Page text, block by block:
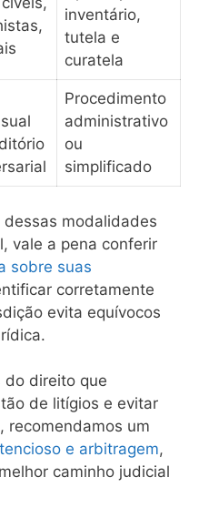
inventário,
tutela e
curatela
Procedimento
administrativo
ou
simplificado
modalidades
vale a pena conferir
sobre suas
corretamente
evita equívocos
do direito que
de litígios e evitar
recomendamos um
e arbitragem,
caminho judicial